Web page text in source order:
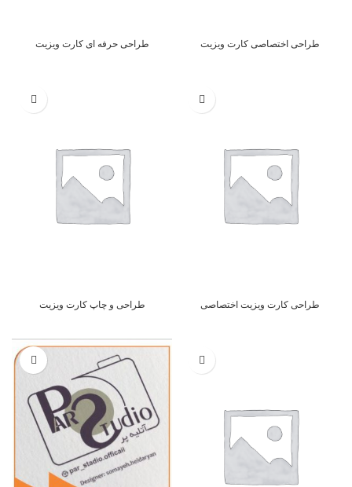
طراحی اختصاصی کارت ویزیت طراحی حرفه ای کارت ویزیت
طراحی کارت ویزیت اختصاصی طراحی و چاپ کارت ویزیت